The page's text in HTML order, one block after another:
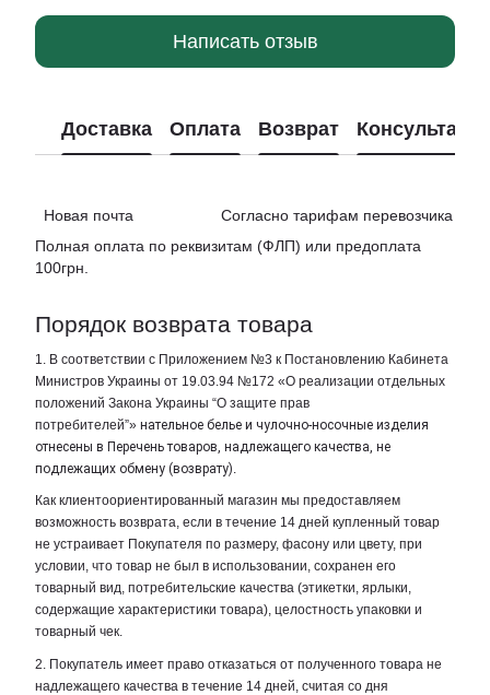
Написать отзыв
Доставка Оплата Возврат
Новая почта Согласно тарифам перевозчика
Полная оплата по реквизитам (ФЛП) или предоплата
100грн.
Порядок возврата товара
1. В соответствии с Приложением №3 к Постановлению Кабинета
Министров Украины от 19.03.94 №172 «О реализации отдельных
положений Закона Украины “О защите прав
потребителей”» нательное белье и чулочно-носочные изделия
отнесены в Перечень товаров, надлежащего качества, не
подлежащих обмену (возврату).
Как клиентоориентированный магазин мы предоставляем
возможность возврата, если в течение 14 дней купленный товар
не устраивает Покупателя по размеру, фасону или цвету, при
условии, что товар не был в использовании, сохранен его
товарный вид, потребительские качества (этикетки, ярлыки,
содержащие характеристики товара), целостность упаковки и
товарный чек.
2. Покупатель имеет право отказаться от полученного товара не
надлежащего качества в течение 14 дней, считая со дня